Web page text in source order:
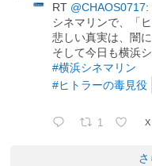
RT @CHAOS0717:
シネマリンで、「
悲しい真実は、闇に
そして今日も横浜
#横浜シネマリン
#ヒトラーの毒見役
1 X